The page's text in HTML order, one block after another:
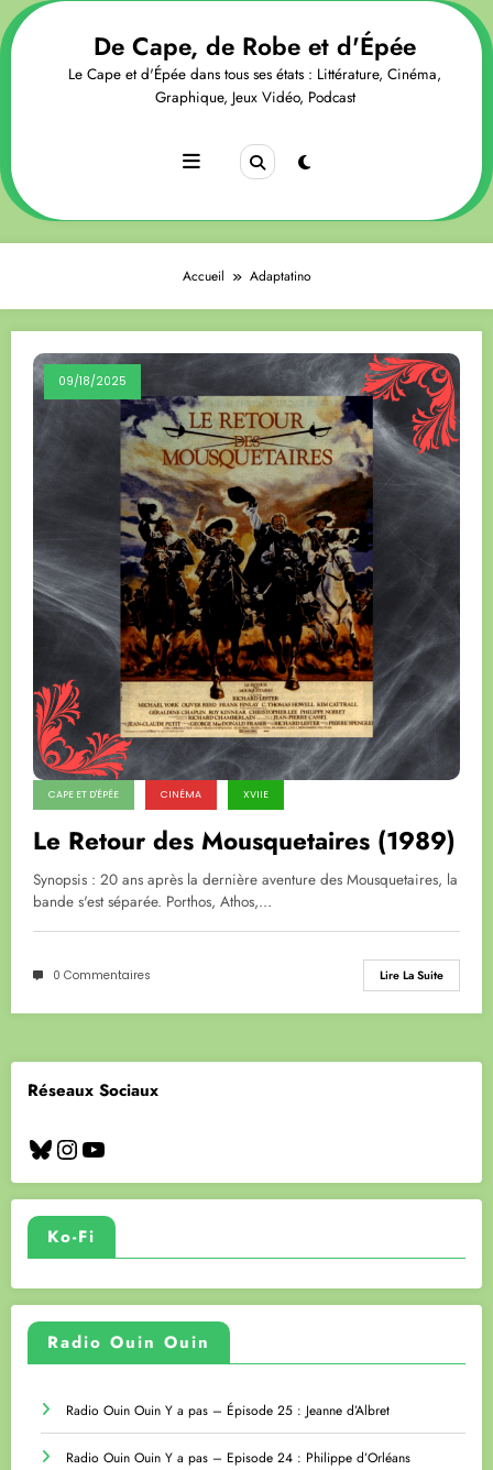
Aller
au
contenu
De Cape, de Robe et d'Épée
Le Cape et d'Épée dans tous ses états : Littérature, Cinéma,
Graphique, Jeux Vidéo, Podcast
Accueil Adaptatino
09/18/2025
CAPE ET D'ÉPÉE CINÉMA XVIIE
Le Retour des Mousquetaires (1989)
Synopsis : 20 ans après la dernière aventure des Mousquetaires, la
bande s'est séparée. Porthos, Athos,…
0 Commentaires Lire La Suite
Réseaux Sociaux
Bluesky
Instagram
YouTube
Ko-Fi
Radio Ouin Ouin
Radio Ouin Ouin Y a pas – Épisode 25 : Jeanne d’Albret
Radio Ouin Ouin Y a pas – Episode 24 : Philippe d’Orléans